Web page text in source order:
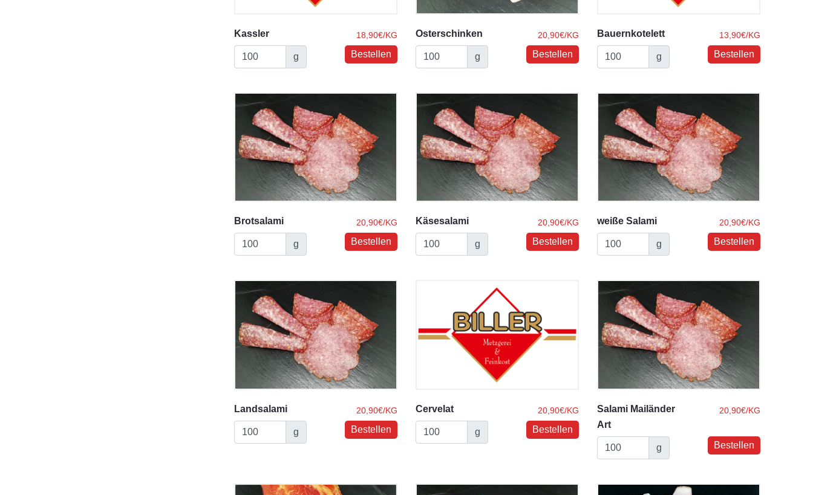
Kassler 18,90€/KG
g
Osterschinken 20,90€/KG
g
Bauernkotelett 13,90€/KG
g
Brotsalami 20,90€/KG
g
Käsesalami 20,90€/KG
g
weiße Salami 20,90€/KG
g
Landsalami 20,90€/KG
g
Cervelat 20,90€/KG
g
Salami Mailänder
Art
20,90€/KG
g